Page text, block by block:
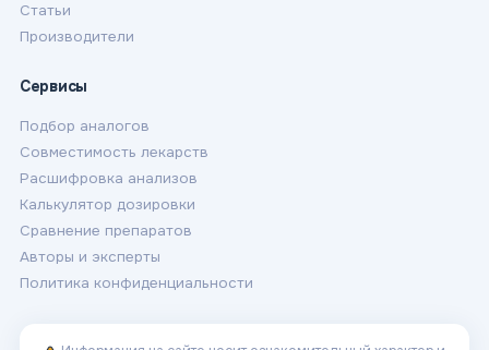
Статьи
Производители
Сервисы
Подбор аналогов
Совместимость лекарств
Расшифровка анализов
Калькулятор дозировки
Сравнение препаратов
Авторы и эксперты
Политика конфиденциальности